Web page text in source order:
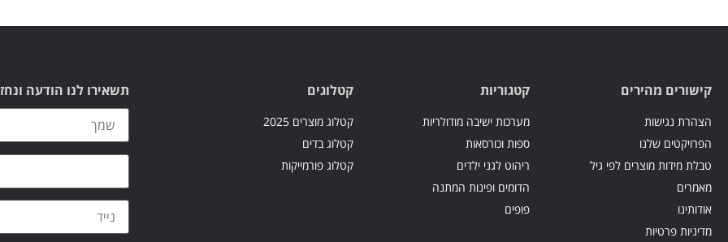
קישורים מהירים
הצהרת נגישות
הפרויקטים שלנו
טבלת מידות מוצרים לפי גיל
מאמרים
אודותינו
מדיניות פרטיות
קטגוריות
מערכות ישיבה מודולריות
ספות וכורסאות
ריהוט לגני ילדים
הדומים ופינות המתנה
פופים
קטלוגים
קטלוג מוצרים 2025
קטלוג בדים
קטלוג פורמייקות
תשאירו לנו הודעה